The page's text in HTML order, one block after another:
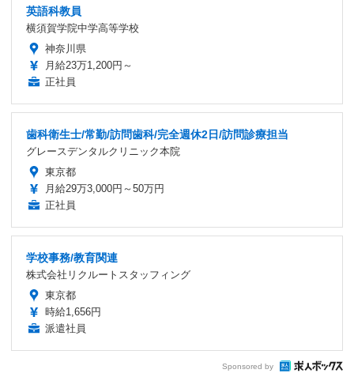
英語科教員
横須賀学院中学高等学校
神奈川県
月給23万1,200円～
正社員
歯科衛生士/常勤/訪問歯科/完全週休2日/訪問診療担当
グレースデンタルクリニック本院
東京都
月給29万3,000円～50万円
正社員
学校事務/教育関連
株式会社リクルートスタッフィング
東京都
時給1,656円
派遣社員
Sponsored by